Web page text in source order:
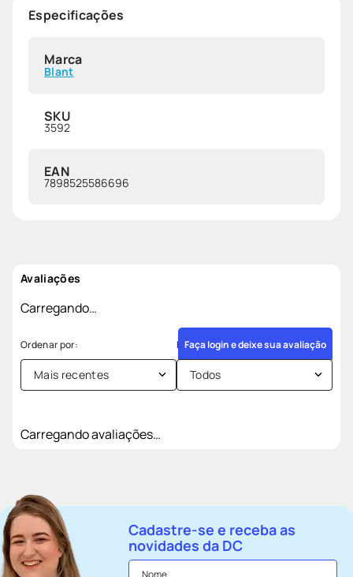
Especificações
Marca
Blant
SKU
3592
EAN
7898525586696
Avaliações
Carregando…
Faça login e deixe sua avaliação
Mais recentes Todos
Carregando avaliações…
Cadastre-se e receba as
novidades da DC